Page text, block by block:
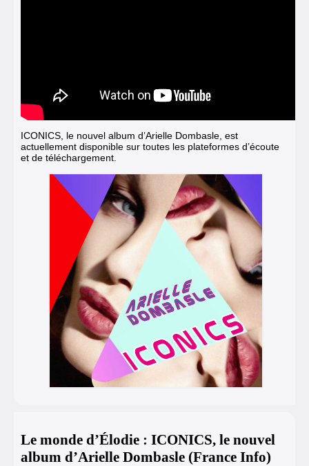
ICONICS, le nouvel album d’Arielle Dombasle, est
actuellement disponible sur toutes les plateformes d’écoute
et de téléchargement.
Le monde d’Élodie : ICONICS, le nouvel
album d’Arielle Dombasle (France Info)